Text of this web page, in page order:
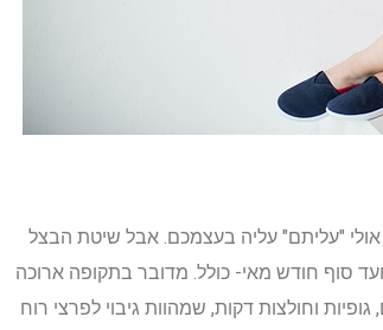
"עליתם" עליה בעצמכם. אבל שיטת הבצל
סוף חודש מאי- כולל. מדובר בתקופה ארוכה
וחולצות דקות, שמהוות גיבוי לפרצי רוח